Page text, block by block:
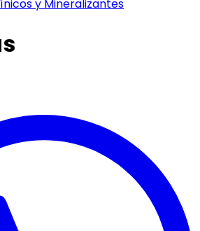
y Mineralizantes